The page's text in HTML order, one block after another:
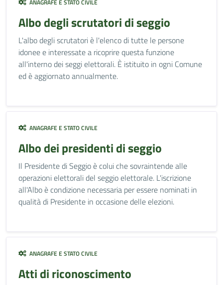
ANAGRAFE E STATO CIVILE
Albo degli scrutatori di seggio
L'albo degli scrutatori è l'elenco di tutte le persone
idonee e interessate a ricoprire questa funzione
all'interno dei seggi elettorali. È istituito in ogni Comune
ed è aggiornato annualmente.
ANAGRAFE E STATO CIVILE
Albo dei presidenti di seggio
Il Presidente di Seggio è colui che sovraintende alle
operazioni elettorali del seggio elettorale. L'iscrizione
all'Albo è condizione necessaria per essere nominati in
qualità di Presidente in occasione delle elezioni.
ANAGRAFE E STATO CIVILE
Atti di riconoscimento